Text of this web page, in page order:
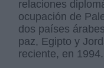
relaciones
ocupación de
dos países
paz, Egipto y
reciente, en 1994.